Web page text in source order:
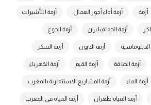
أزمة أزمة أداء أجور العمال. أزمة التأشيرات
أزمة الجفاف إيران أزمة الجوع
الدبلوماسية أزمة الديون أزمة السكر
أزمة الطاقة أزمة القيم أزمة الكهرباء
أزمة الماء أزمة المشاريع الاستثمارية بالمغرب
أزمة المياه طهران أزمة المياه في المغرب